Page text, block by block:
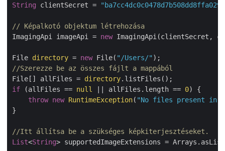
String clientSecret =
// Képalkotó objektum létrehozása
ImagingApi imageApi = new ImagingApi(clientSecret,
File directory = new File( "/Users/"
//Szerezze be az összes fájlt a mappából
File[] allFiles = directory
if (allFiles == null || allFiles.length == 0) {
throw new RuntimeException( "No files present in
}
//Itt állítsa be a szükséges képkiterjesztéseket.
List<String> supportedImageExtensions =